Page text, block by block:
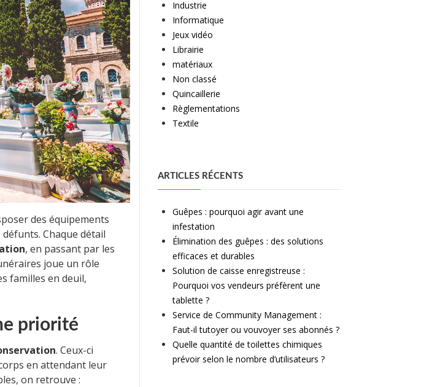
des équipements
Chaque détail
, en passant par les
joue un rôle
familles en deuil,
priorité
. Ceux-ci
en attendant leur
on retrouve :
Industrie
Informatique
Jeux vidéo
Librairie
matériaux
Non classé
Quincaillerie
Règlementations
Textile
ARTICLES RÉCENTS
Guêpes : pourquoi agir avant une
infestation
Élimination des guêpes : des solutions
efficaces et durables
Solution de caisse enregistreuse :
Pourquoi vos vendeurs préfèrent une
tablette ?
Service de Community Management :
Faut-il tutoyer ou vouvoyer ses abonnés ?
Quelle quantité de toilettes chimiques
prévoir selon le nombre d’utilisateurs ?